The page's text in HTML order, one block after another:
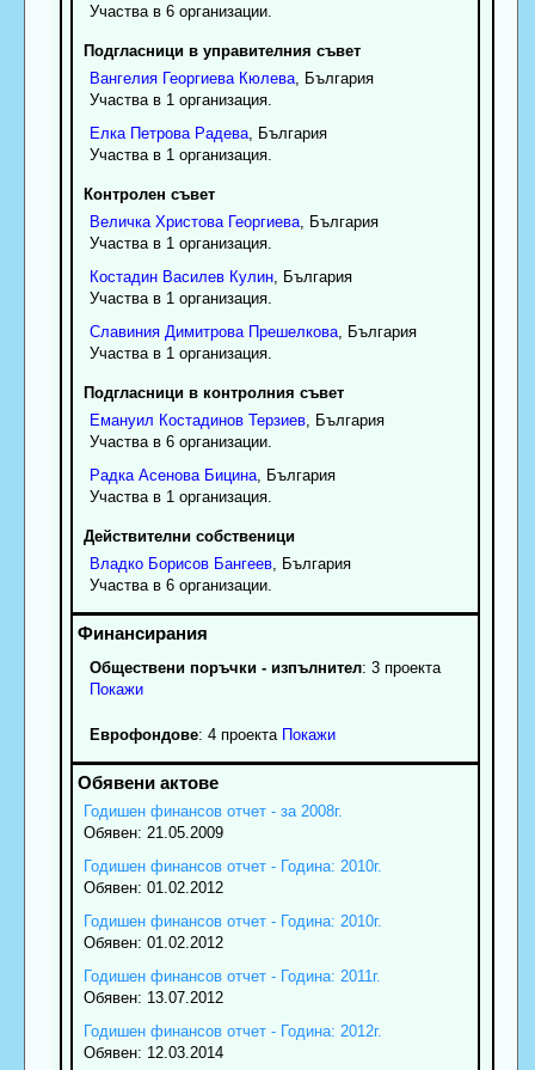
Участва в 6 организации.
Подгласници в управителния съвет
Вангелия Георгиева Кюлева, България
Участва в 1 организация.
Елка Петрова Радева, България
Участва в 1 организация.
Контролен съвет
Величка Христова Георгиева, България
Участва в 1 организация.
Костадин Василев Кулин, България
Участва в 1 организация.
Славиния Димитрова Прешелкова, България
Участва в 1 организация.
Подгласници в контролния съвет
Емануил Костадинов Терзиев, България
Участва в 6 организации.
Радка Асенова Бицина, България
Участва в 1 организация.
Действителни собственици
Владко Борисов Бангеев, България
Участва в 6 организации.
Обществени поръчки - изпълнител: 3 проекта
Покажи
Еврофондове: 4 проекта Покажи
Годишен финансов отчет - за 2008г.
Обявен: 21.05.2009
Годишен финансов отчет - Година: 2010г.
Обявен: 01.02.2012
Годишен финансов отчет - Година: 2010г.
Обявен: 01.02.2012
Годишен финансов отчет - Година: 2011г.
Обявен: 13.07.2012
Годишен финансов отчет - Година: 2012г.
Обявен: 12.03.2014